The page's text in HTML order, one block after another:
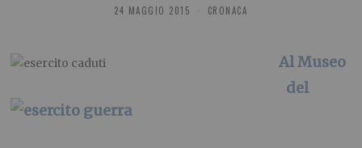
24 MAGGIO 2015 CRONACA
Al Museo
del